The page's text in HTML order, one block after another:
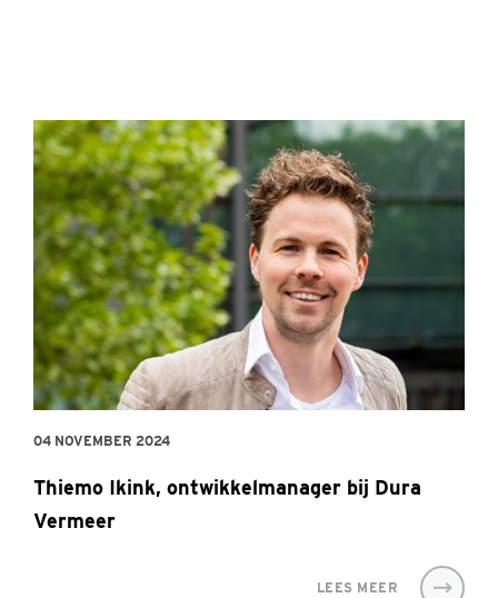
04 NOVEMBER 2024
Thiemo Ikink, ontwikkelmanager bij Dura
Vermeer
LEES MEER